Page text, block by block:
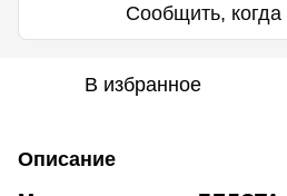
Сообщить, когда
В избранное
Описание